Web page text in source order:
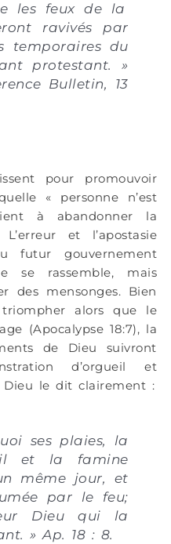
les feux de la
ravivés par
temporaires du
protestant. »
Bulletin, 13
pour promouvoir
« personne n’est
à abandonner la
et l’apostasie
futur gouvernement
se rassemble, mais
des mensonges. Bien
alors que le
(Apocalypse 18:7), la
de Dieu suivront
d’orgueil et
Dieu le dit clairement :
ses plaies, la
et la famine
même jour, et
par le feu;
Dieu qui la
»Ap. 18 : 8.